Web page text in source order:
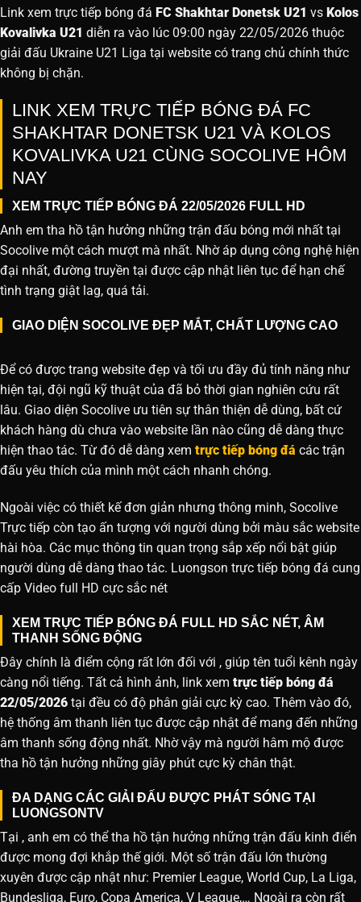
Link xem trực tiếp bóng đá FC Shakhtar Donetsk U21 vs Kolos
Kovalivka U21 diễn ra vào lúc 09:00 ngày 22/05/2026 thuộc
giải đấu Ukraine U21 Liga tại website có trang chủ chính thức
không bị chặn.
LINK XEM TRỰC TIẾP BÓNG ĐÁ FC
SHAKHTAR DONETSK U21 VÀ KOLOS
KOVALIVKA U21 CÙNG SOCOLIVE HÔM
NAY
XEM TRỰC TIẾP BÓNG ĐÁ 22/05/2026 FULL HD
Anh em tha hồ tận hưởng những trận đấu bóng mới nhất tại
Socolive một cách mượt mà nhất. Nhờ áp dụng công nghệ hiện
đại nhất, đường truyền tại được cập nhật liên tục để hạn chế
tình trạng giật lag, quá tải.
GIAO DIỆN SOCOLIVE ĐẸP MẮT, CHẤT LƯỢNG CAO
Để có được trang website đẹp và tối ưu đầy đủ tính năng như
hiện tại, đội ngũ kỹ thuật của đã bỏ thời gian nghiên cứu rất
lâu. Giao diện Socolive ưu tiên sự thân thiện dễ dùng, bất cứ
khách hàng dù chưa vào website lần nào cũng dễ dàng thực
hiện thao tác. Từ đó dễ dàng xem trực tiếp bóng đá các trận
đấu yêu thích của mình một cách nhanh chóng.
Ngoài việc có thiết kế đơn giản nhưng thông minh, Socolive
Trực tiếp còn tạo ấn tượng với người dùng bởi màu sắc website
hài hòa. Các mục thông tin quan trọng sắp xếp nổi bật giúp
người dùng dễ dàng thao tác. Luongson trực tiếp bóng đá cung
cấp Video full HD cực sắc nét
XEM TRỰC TIẾP BÓNG ĐÁ FULL HD SẮC NÉT, ÂM
THANH SỐNG ĐỘNG
Đây chính là điểm cộng rất lớn đối với , giúp tên tuổi kênh ngày
càng nổi tiếng. Tất cả hình ảnh, link xem trực tiếp bóng đá
22/05/2026 tại đều có độ phân giải cực kỳ cao. Thêm vào đó,
hệ thống âm thanh liên tục được cập nhật để mang đến những
âm thanh sống động nhất. Nhờ vậy mà người hâm mộ được
tha hồ tận hưởng những giây phút cực kỳ chân thật.
ĐA DẠNG CÁC GIẢI ĐẤU ĐƯỢC PHÁT SÓNG TẠI
LUONGSONTV
Tại , anh em có thể tha hồ tận hưởng những trận đấu kinh điển
được mong đợi khắp thế giới. Một số trận đấu lớn thường
xuyên được cập nhật như: Premier League, World Cup, La Liga,
Bundesliga, Euro, Copa America, V League,… Ngoài ra còn rất